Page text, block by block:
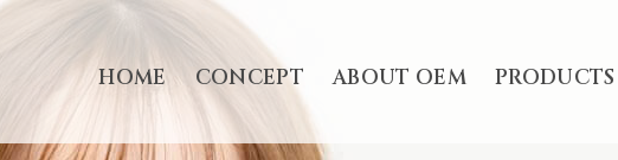
HOME CONCEPT ABOUT OEM PRODUCTS